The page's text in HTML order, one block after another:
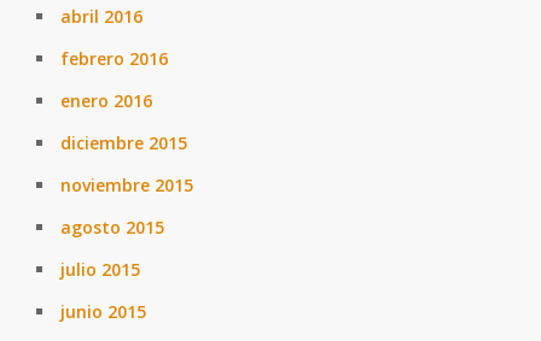
abril 2016
febrero 2016
enero 2016
diciembre 2015
noviembre 2015
agosto 2015
julio 2015
junio 2015